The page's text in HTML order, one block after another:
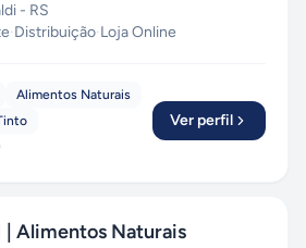
- RS
·Distribuição·Loja Online
Alimentos Naturais
Ver perfil
| Alimentos Naturais